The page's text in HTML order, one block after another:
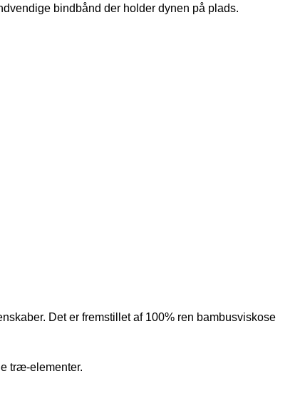
bindbånd der holder dynen på plads.
Det er fremstillet af 100% ren bambusviskose
træ-elementer.